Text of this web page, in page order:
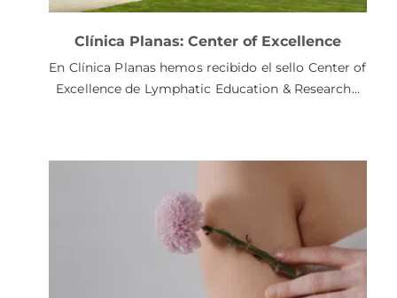
Clínica Planas: Center of Excellence
En Clínica Planas hemos recibido el sello Center of
Excellence de Lymphatic Education & Research…